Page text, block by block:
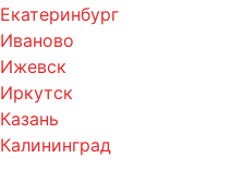
Екатеринбург
Иваново
Ижевск
Иркутск
Казань
Калининград